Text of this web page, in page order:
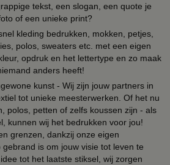
tekst, een slogan, een quote je
of een unieke print?
kleding bedrukken, mokken, petjes,
polos, sweaters etc. met een eigen
opdruk en het lettertype en zo maak
anders heeft!
kunst - Wij zijn jouw partners in
tot unieke meesterwerken. Of het nu
polos, petten of zelfs koussen zijn - als
kunnen wij het bedrukken voor jou!
grenzen, dankzij onze eigen
is om jouw visie tot leven te
tot het laatste stiksel, wij zorgen